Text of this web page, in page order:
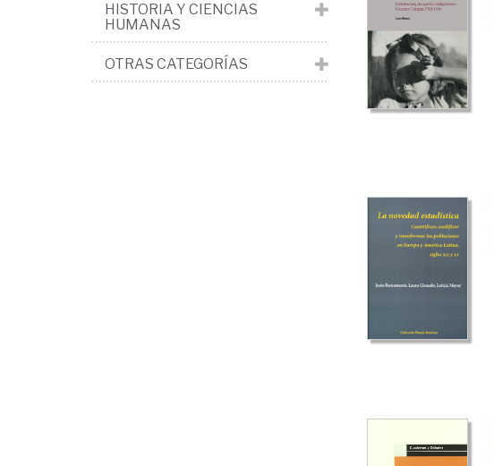
HISTORIA Y CIENCIAS
HUMANAS
OTRAS CATEGORÍAS